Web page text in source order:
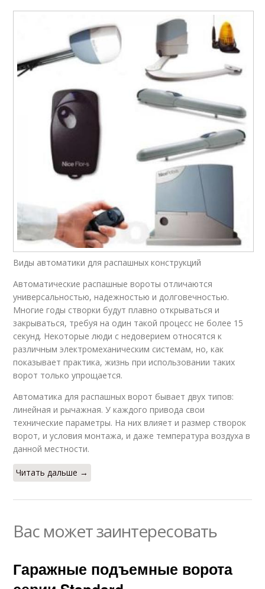
Виды автоматики для распашных конструкций
Автоматические распашные вороты отличаются
универсальностью, надежностью и долговечностью.
Многие годы створки будут плавно открываться и
закрываться, требуя на один такой процесс не более 15
секунд. Некоторые люди с недоверием относятся к
различным электромеханическим системам, но, как
показывает практика, жизнь при использовании таких
ворот только упрощается.
Автоматика для распашных ворот бывает двух типов:
линейная и рычажная. У каждого привода свои
технические параметры. На них влияет и размер створок
ворот, и условия монтажа, и даже температура воздуха в
данной местности.
Читать дальше →
Вас может заинтересовать
Гаражные подъемные ворота